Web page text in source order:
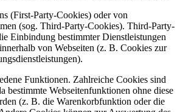
(First-Party-Cookies) oder von
(sog. Third-Party-Cookies). Third-Party-
Einbindung bestimmter Dienstleistungen
von Webseiten (z. B. Cookies zur
Funktionen. Zahlreiche Cookies sind
bestimmte Webseitenfunktionen ohne diese
(z. B. die Warenkorbfunktion oder die